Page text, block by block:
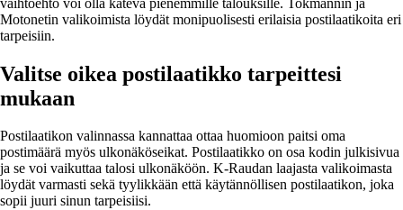
Motonetin valikoimista löydät monipuolisesti erilaisia postilaatikoita eri
tarpeisiin.
Valitse oikea postilaatikko tarpeittesi
mukaan
Postilaatikon valinnassa kannattaa ottaa huomioon paitsi oma
postimäärä myös ulkonäköseikat. Postilaatikko on osa kodin julkisivua
ja se voi vaikuttaa talosi ulkonäköön. K-Raudan laajasta valikoimasta
löydät varmasti sekä tyylikkään että käytännöllisen postilaatikon, joka
sopii juuri sinun tarpeisiisi.